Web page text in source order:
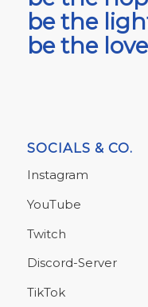
be the
be the
SOCIALS & CO.
Instagram
YouTube
Twitch
Discord-Server
TikTok